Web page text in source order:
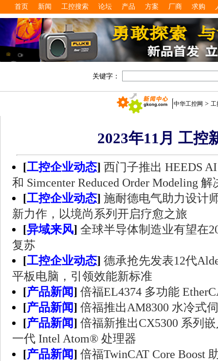
首页 新闻 工控搜索 论坛 产品 方案 厂商 求购
关键字：
中华工控网 > 工
2023年11月 工控
[工控企业动态] 西门子推出 HEEDS
和 Simcenter Reduced Order Modeling 解
[工控企业动态] 施耐德电气助力设计
新力作，以境尚系列开启疗愈之旅
[异域来风] 全球半导体制造业有望在
复苏
[工控企业动态] 德承抢先发表12代
平板电脑，引领效能新标准
[产品新闻] 倍福EL4374 多功能
[产品新闻] 倍福推出AM8300 水冷式
[产品新闻] 倍福新推出CX5300 系列
一代 Intel Atom® 处理器
[产品新闻] 倍福TwinCAT Core Boost